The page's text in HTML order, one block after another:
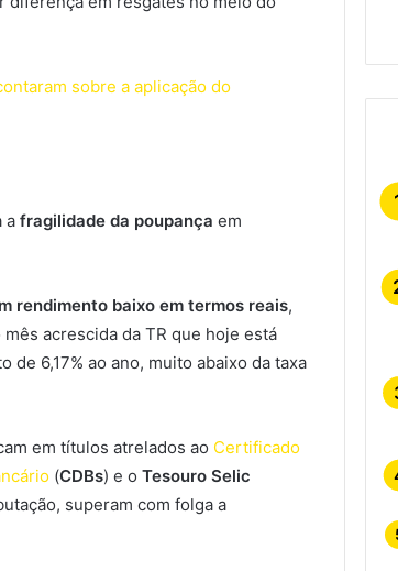
sobre a aplicação do
a fragilidade da poupança em
rendimento baixo em termos reais,
acrescida da TR que hoje está
6,17% ao ano, muito abaixo da taxa
em títulos atrelados ao Certificado
(CDBs) e o Tesouro Selic
superam com folga a